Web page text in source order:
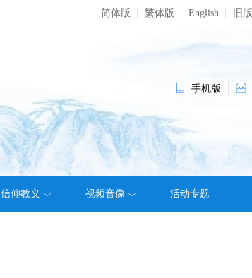
简体版 繁体版 English 旧版
手机版
信仰教义 视频音像 活动专题